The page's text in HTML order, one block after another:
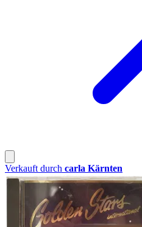
Verkauft durch carla Kärnten